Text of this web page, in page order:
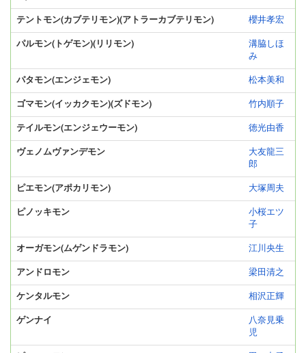
テントモン(カブテリモン)(アトラーカブテリモン) 櫻井孝宏
パルモン(トゲモン)(リリモン)
溝脇しほ
み
パタモン(エンジェモン) 松本美和
ゴマモン(イッカクモン)(ズドモン) 竹内順子
テイルモン(エンジェウーモン) 徳光由香
ヴェノムヴァンデモン
大友龍三
郎
ピエモン(アポカリモン) 大塚周夫
ピノッキモン
小桜エツ
子
オーガモン(ムゲンドラモン) 江川央生
アンドロモン 梁田清之
ケンタルモン 相沢正輝
ゲンナイ
八奈見乗
児